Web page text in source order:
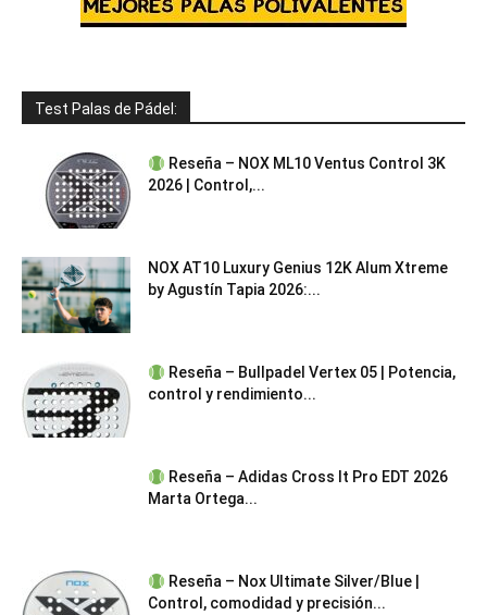
Test Palas de Pádel:
Reseña – NOX ML10 Ventus Control 3K
2026 | Control,...
NOX AT10 Luxury Genius 12K Alum Xtreme
by Agustín Tapia 2026:...
Reseña – Bullpadel Vertex 05 | Potencia,
control y rendimiento...
Reseña – Adidas Cross It Pro EDT 2026
Marta Ortega...
Reseña – Nox Ultimate Silver/Blue |
Control, comodidad y precisión...